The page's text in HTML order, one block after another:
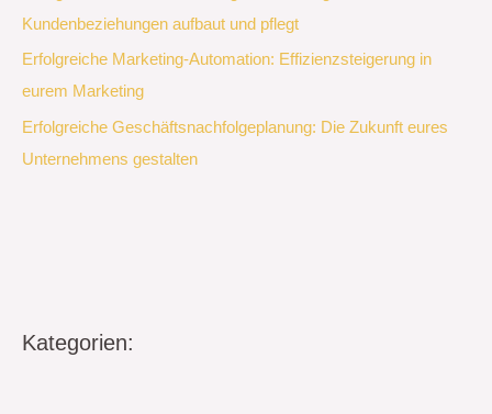
Kundenbeziehungen aufbaut und pflegt
Erfolgreiche Marketing-Automation: Effizienzsteigerung in
eurem Marketing
Erfolgreiche Geschäftsnachfolgeplanung: Die Zukunft eures
Unternehmens gestalten
Kategorien: